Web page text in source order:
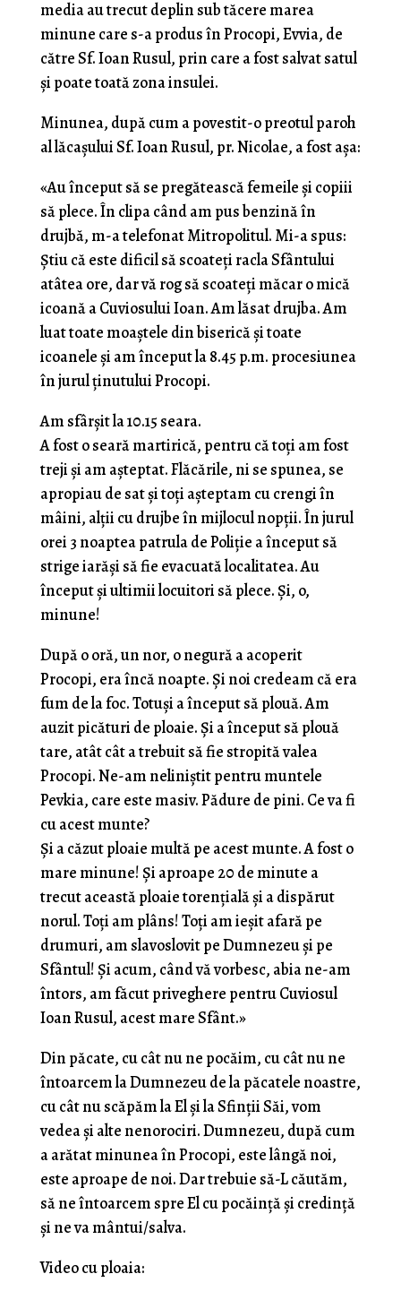
media au trecut deplin sub tăcere marea
minune care s-a produs în Procopi, Evvia, de
către Sf. Ioan Rusul, prin care a fost salvat satul
și poate toată zona insulei.
Minunea, după cum a povestit-o preotul paroh
al lăcașului Sf. Ioan Rusul, pr. Nicolae, a fost așa:
«Au început să se pregătească femeile și copiii
să plece. În clipa când am pus benzină în
drujbă, m-a telefonat Mitropolitul. Mi-a spus:
Știu că este dificil să scoateți racla Sfântului
atâtea ore, dar vă rog să scoateți măcar o mică
icoană a Cuviosului Ioan. Am lăsat drujba. Am
luat toate moaștele din biserică și toate
icoanele și am început la 8.45 p.m. procesiunea
în jurul ținutului Procopi.
Am sfârșit la 10.15 seara.
A fost o seară martirică, pentru că toți am fost
treji și am așteptat. Flăcările, ni se spunea, se
apropiau de sat și toți așteptam cu crengi în
mâini, alții cu drujbe în mijlocul nopții. În jurul
orei 3 noaptea patrula de Poliție a început să
strige iarăși să fie evacuată localitatea. Au
început și ultimii locuitori să plece. Și, o,
minune!
După o oră, un nor, o negură a acoperit
Procopi, era încă noapte. Și noi credeam că era
fum de la foc. Totuși a început să plouă. Am
auzit picături de ploaie. Și a început să plouă
tare, atât cât a trebuit să fie stropită valea
Procopi. Ne-am neliniștit pentru muntele
Pevkia, care este masiv. Pădure de pini. Ce va fi
cu acest munte?
Și a căzut ploaie multă pe acest munte. A fost o
mare minune! Și aproape 20 de minute a
trecut această ploaie torențială și a dispărut
norul. Toți am plâns! Toți am ieșit afară pe
drumuri, am slavoslovit pe Dumnezeu și pe
Sfântul! Și acum, când vă vorbesc, abia ne-am
întors, am făcut priveghere pentru Cuviosul
Ioan Rusul, acest mare Sfânt.»
Din păcate, cu cât nu ne pocăim, cu cât nu ne
întoarcem la Dumnezeu de la păcatele noastre,
cu cât nu scăpăm la El și la Sfinții Săi, vom
vedea și alte nenorociri. Dumnezeu, după cum
a arătat minunea în Procopi, este lângă noi,
este aproape de noi. Dar trebuie să-L căutăm,
să ne întoarcem spre El cu pocăință și credință
și ne va mântui/salva.
Video cu ploaia: